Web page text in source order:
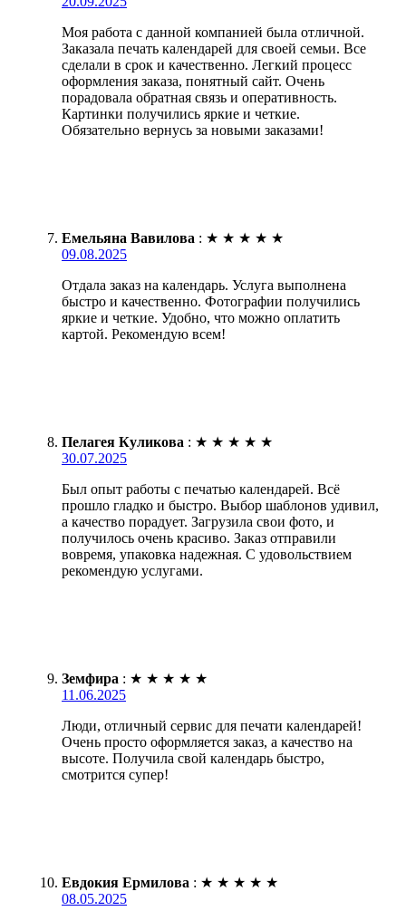
Моя работа с данной компанией была отличной.
Заказала печать календарей для своей семьи. Все
сделали в срок и качественно. Легкий процесс
оформления заказа, понятный сайт. Очень
порадовала обратная связь и оперативность.
Картинки получились яркие и четкие.
Обязательно вернусь за новыми заказами!
Емельяна Вавилова : ★ ★ ★ ★ ★
09.08.2025
Отдала заказ на календарь. Услуга выполнена
быстро и качественно. Фотографии получились
яркие и четкие. Удобно, что можно оплатить
картой. Рекомендую всем!
Пелагея Куликова : ★ ★ ★ ★ ★
30.07.2025
Был опыт работы с печатью календарей. Всё
прошло гладко и быстро. Выбор шаблонов удивил,
а качество порадует. Загрузила свои фото, и
получилось очень красиво. Заказ отправили
вовремя, упаковка надежная. С удовольствием
рекомендую услугами.
Земфира : ★ ★ ★ ★ ★
11.06.2025
Люди, отличный сервис для печати календарей!
Очень просто оформляется заказ, а качество на
высоте. Получила свой календарь быстро,
смотрится супер!
Евдокия Ермилова : ★ ★ ★ ★ ★
08.05.2025